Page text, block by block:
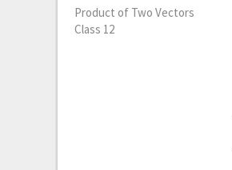
Product of Two Vectors
Class 12